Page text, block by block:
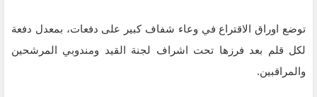
توضع اوراق الاقتراع في وعاء شفاف كبير على دفعات، بمعدل دفعة
لكل قلم بعد فرزها تحت اشراف لجنة القيد ومندوبي المرشحين
والمراقبين.